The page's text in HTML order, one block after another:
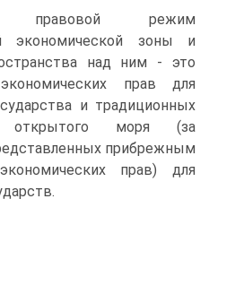
правовой режим
экономической зоны и
над ним - это
прав для
и традиционных
моря (за
прибрежным
прав) для